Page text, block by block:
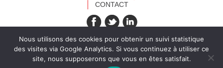
CONTACT
recevez nos newsletters
Nous utilisons des cookies pour obtenir un suivi statistique
des visites via Google Analytics. Si vous continuez à utiliser ce
site, nous supposerons que vous en êtes satisfait.